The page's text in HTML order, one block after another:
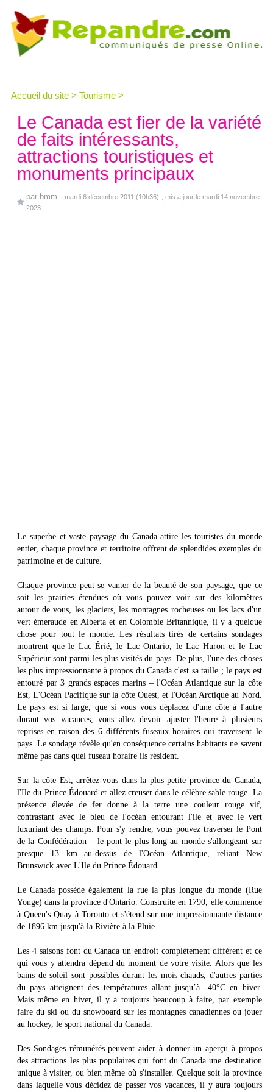
Accueil du site > Tourisme >
Le Canada est fier de la variété
de faits intéressants,
attractions touristiques et
monuments principaux
par bmm - mardi 6 décembre 2011 (10h36)
, mis a jour le mardi 14 novembre
2023
Le superbe et vaste paysage du Canada attire les touristes du monde
entier, chaque province et territoire offrent de splendides exemples du
patrimoine et de culture.
Chaque province peut se vanter de la beauté de son paysage, que ce
soit les prairies étendues où vous pouvez voir sur des kilomètres
autour de vous, les glaciers, les montagnes rocheuses ou les lacs d'un
vert émeraude en Alberta et en Colombie Britannique, il y a quelque
chose pour tout le monde. Les résultats tirés de certains sondages
montrent que le Lac Érié, le Lac Ontario, le Lac Huron et le Lac
Supérieur sont parmi les plus visités du pays. De plus, l'une des choses
les plus impressionnante à propos du Canada c'est sa taille ; le pays est
entouré par 3 grands espaces marins – l'Océan Atlantique sur la côte
Est, L'Océan Pacifique sur la côte Ouest, et l'Océan Arctique au Nord.
Le pays est si large, que si vous vous déplacez d'une côte à l'autre
durant vos vacances, vous allez devoir ajuster l'heure à plusieurs
reprises en raison des 6 différents fuseaux horaires qui traversent le
pays. Le sondage révèle qu'en conséquence certains habitants ne savent
même pas dans quel fuseau horaire ils résident.
Sur la côte Est, arrêtez-vous dans la plus petite province du Canada,
l'Ile du Prince Édouard et allez creuser dans le célèbre sable rouge. La
présence élevée de fer donne à la terre une couleur rouge vif,
contrastant avec le bleu de l'océan entourant l'ile et avec le vert
luxuriant des champs. Pour s'y rendre, vous pouvez traverser le Pont
de la Confédération – le pont le plus long au monde s'allongeant sur
presque 13 km au-dessus de l'Océan Atlantique, reliant New
Brunswick avec L'Ile du Prince Édouard.
Le Canada possède également la rue la plus longue du monde (Rue
Yonge) dans la province d'Ontario. Construite en 1790, elle commence
à Queen's Quay à Toronto et s'étend sur une impressionnante distance
de 1896 km jusqu'à la Rivière à la Pluie.
Les 4 saisons font du Canada un endroit complètement différent et ce
qui vous y attendra dépend du moment de votre visite. Alors que les
bains de soleil sont possibles durant les mois chauds, d'autres parties
du pays atteignent des températures allant jusqu’à -40°C en hiver.
Mais même en hiver, il y a toujours beaucoup à faire, par exemple
faire du ski ou du snowboard sur les montagnes canadiennes ou jouer
au hockey, le sport national du Canada.
Des Sondages rémunérés peuvent aider à donner un aperçu à propos
des attractions les plus populaires qui font du Canada une destination
unique à visiter, ou bien même où s'installer. Quelque soit la province
dans laquelle vous décidez de passer vos vacances, il y aura toujours